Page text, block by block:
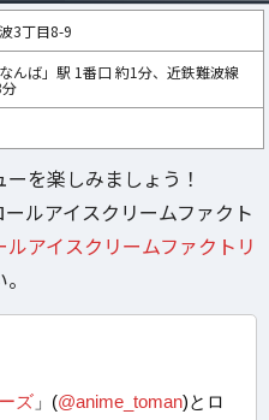
3丁目8-9
んば」駅 1番口 約1分、近鉄難波線
を楽しみましょう！
ルアイスクリームファクト
ルアイスクリームファクトリ
ズ 」(@anime_toman)とロ